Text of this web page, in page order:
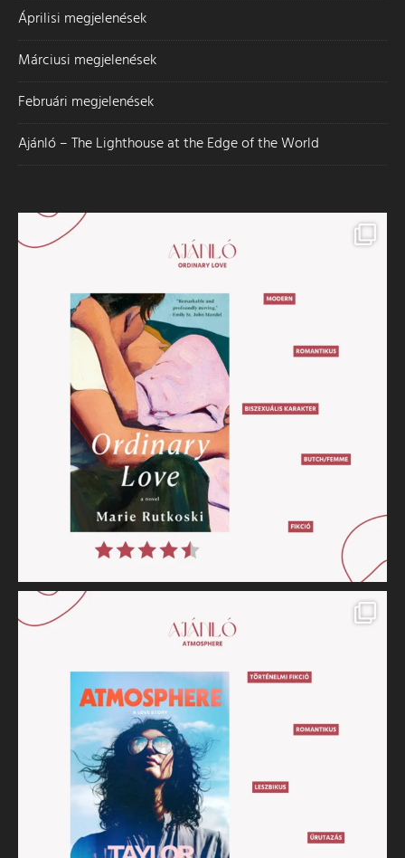
Áprilisi megjelenések
Márciusi megjelenések
Februári megjelenések
Ajánló – The Lighthouse at the Edge of the World